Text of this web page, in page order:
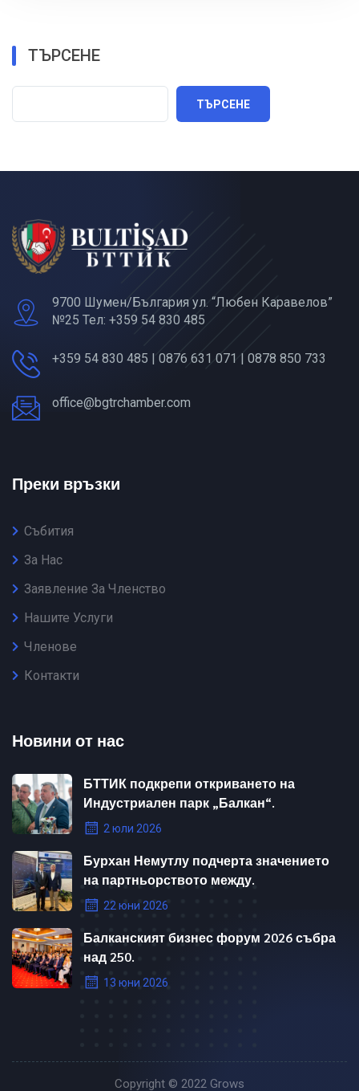
ТЪРСЕНЕ
ТЪРСЕНЕ
9700 Шумен/България ул. “Любен Каравелов”
№25 Тел: +359 54 830 485
+359 54 830 485 | 0876 631 071 | 0878 850 733
office@bgtrchamber.com
Преки връзки
Събития
За Нас
Заявление За Членство
Нашите Услуги
Членове
Контакти
Новини от нас
БТТИК подкрепи откриването на
Индустриален парк „Балкан“.
2 юли 2026
Бурхан Немутлу подчерта значението
на партньорството между.
22 юни 2026
Балканският бизнес форум 2026 събра
над 250.
13 юни 2026
Copyright © 2022 Grows